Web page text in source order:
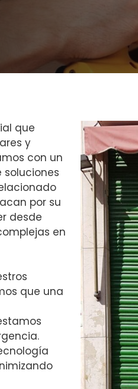
que
y
con un
por su
desde
en
que una